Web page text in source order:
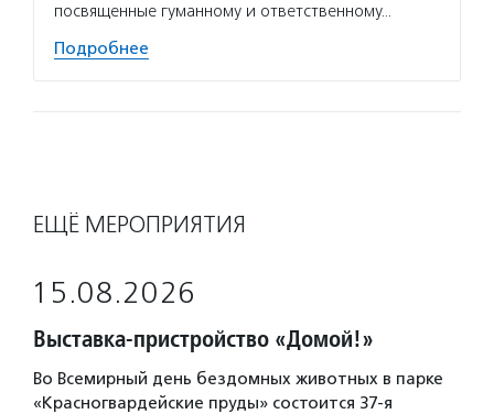
посвященные гуманному и ответственному…
Подробнее
ЕЩЁ МЕРОПРИЯТИЯ
15.08.2026
Выставка-пристройство «Домой!»
Во Всемирный день бездомных животных в парке
«Красногвардейские пруды» состоится 37-я